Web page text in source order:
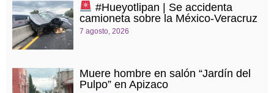
#Hueyotlipan | Se accidenta
camioneta sobre la México-Veracruz
7 agosto, 2026
Muere hombre en salón “Jardín del
Pulpo” en Apizaco